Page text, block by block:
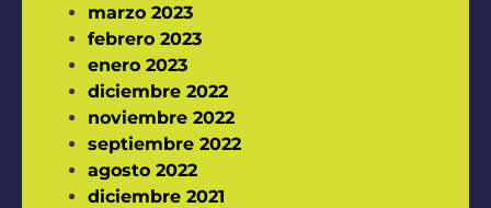
marzo 2023
febrero 2023
enero 2023
diciembre 2022
noviembre 2022
septiembre 2022
agosto 2022
diciembre 2021